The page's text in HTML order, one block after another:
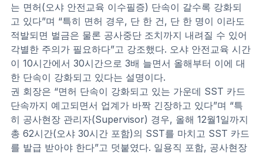
는 면허(오샤 안전교육 이수필증) 단속이 갈수록 강화되
고 있다”며 “특히 면허 경우, 단 한 건, 단 한 명이 이라도
적발되면 벌금은 물론 공사중단 조치까지 내려질 수 있어
각별한 주의가 필요하다”고 강조했다. 오샤 안전교육 시간
이 10시간에서 30시간으로 3배 늘면서 올해부터 이에 대
한 단속이 강화되고 있다는 설명이다.
권 회장은 “면허 단속이 강화되고 있는 가운데 SST 카드
단속까지 예고되면서 업계가 바짝 긴장하고 있다”며 “특
히 공사현장 관리자(Supervisor) 경우, 올해 12월1일까지
총 62시간(오샤 30시간 포함)의 SST를 마치고 SST 카드
를 발급 받아야 한다”고 덧붙였다. 일용직 포함, 공사현장